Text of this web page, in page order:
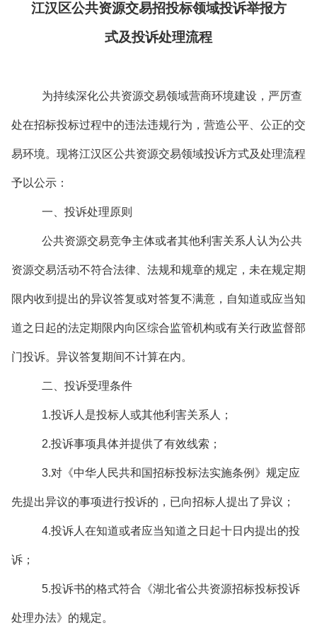
江汉区公共资源交易招投标领域投诉举报方
式及投诉处理流程
为持续深化公共资源交易领域营商环境建设，严厉查
处在招标投标过程中的违法违规行为，营造公平、公正的交
易环境。现将江汉区公共资源交易领域投诉方式及处理流程
予以公示：
一、投诉处理原则
公共资源交易竞争主体或者其他利害关系人认为公共
资源交易活动不符合法律、法规和规章的规定，未在规定期
限内收到提出的异议答复或对答复不满意，自知道或应当知
道之日起的法定期限内向区综合监管机构或有关行政监督部
门投诉。异议答复期间不计算在内。
二、投诉受理条件
1.投诉人是投标人或其他利害关系人；
2.投诉事项具体并提供了有效线索；
3.对《中华人民共和国招标投标法实施条例》规定应
先提出异议的事项进行投诉的，已向招标人提出了异议；
4.投诉人在知道或者应当知道之日起十日内提出的投
诉；
5.投诉书的格式符合《湖北省公共资源招标投标投诉
处理办法》的规定。